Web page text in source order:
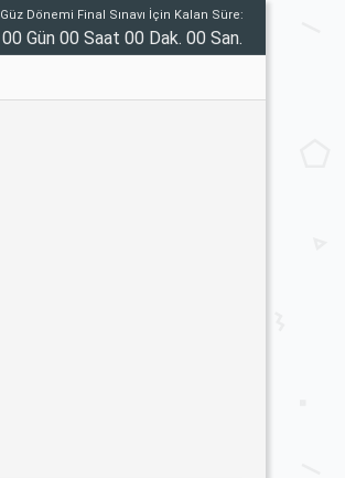
Güz Dönemi Final Sınavı İçin Kalan Süre:
00 Gün 00 Saat 00 Dak. 00 San.